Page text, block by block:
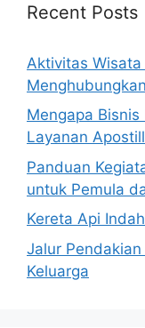
Recent Posts
Aktivitas
Mengapa
Layanan
Panduan
untuk Pemula
Kereta Api
Jalur
Keluarga